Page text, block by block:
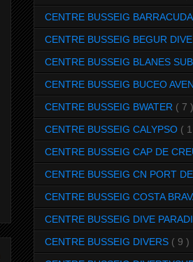
CENTRE BUSSEIG
CENTRE BUSSEIG BEGUR
CENTRE BUSSEIG BLANES
CENTRE BUSSEIG BUCEO
CENTRE BUSSEIG BWATER ( 7 )
CENTRE BUSSEIG CALYPSO (
CENTRE BUSSEIG CAP DE
CENTRE BUSSEIG CN PORT
CENTRE BUSSEIG COSTA
CENTRE BUSSEIG DIVE
CENTRE BUSSEIG DIVERS ( 9 )